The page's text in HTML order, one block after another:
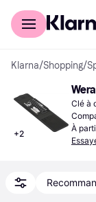
Acheter avec Klarna
Klarna/Shopping/
+2
Clé à
À